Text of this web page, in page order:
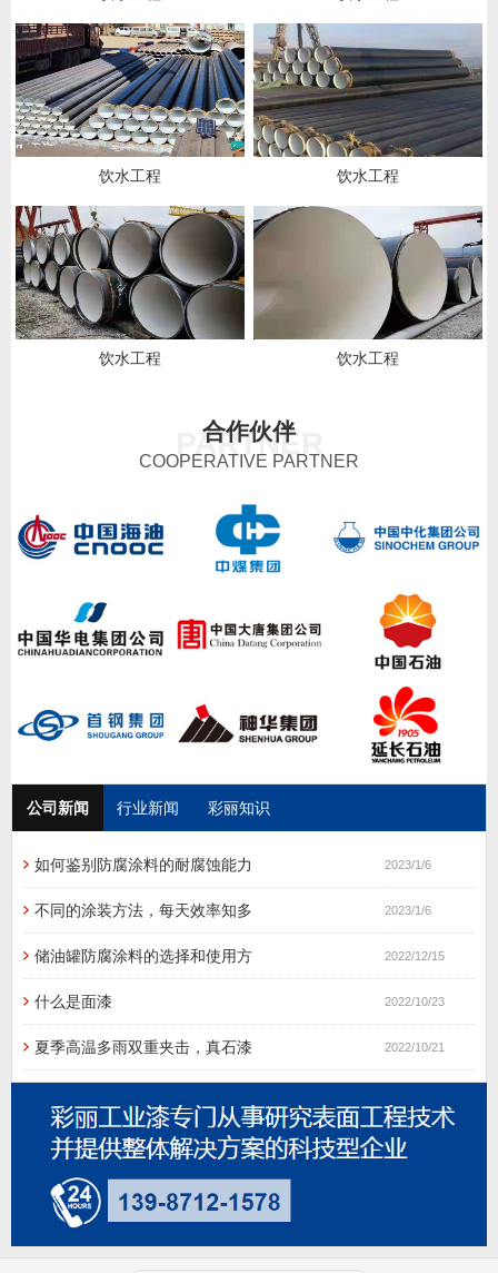
饮水工程 饮水工程
饮水工程 饮水工程
PARTNER
合作伙伴
COOPERATIVE PARTNER
公司新闻 行业新闻 彩丽知识
如何鉴别防腐涂料的耐腐蚀能力 2023/1/6
不同的涂装方法，每天效率知多 2023/1/6
储油罐防腐涂料的选择和使用方 2022/12/15
什么是面漆 2022/10/23
夏季高温多雨双重夹击，真石漆 2022/10/21